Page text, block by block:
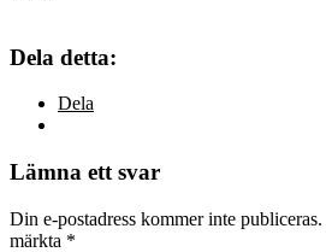
Dela detta:
Dela
Lämna ett svar
Din e-postadress kommer inte publiceras.
märkta *